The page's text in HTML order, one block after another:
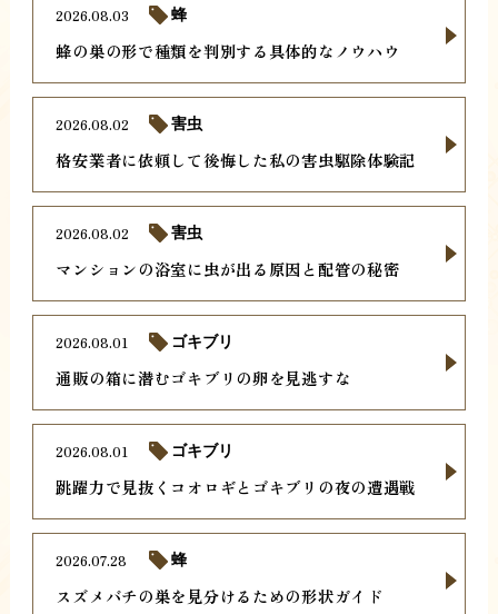
蜂の巣の形で種類を判別する具体的なノウハウ
2026.08.03 蜂
格安業者に依頼して後悔した私の害虫駆除体験記
2026.08.02 害虫
マンションの浴室に虫が出る原因と配管の秘密
2026.08.02 害虫
通販の箱に潜むゴキブリの卵を見逃すな
2026.08.01 ゴキブリ
跳躍力で見抜くコオロギとゴキブリの夜の遭遇戦
2026.08.01 ゴキブリ
スズメバチの巣を見分けるための形状ガイド
2026.07.28 蜂